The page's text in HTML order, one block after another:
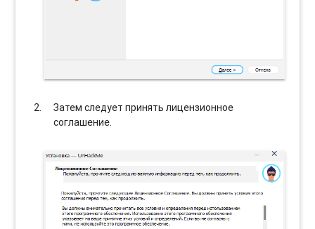
Затем следует принять лицензионное
соглашение.